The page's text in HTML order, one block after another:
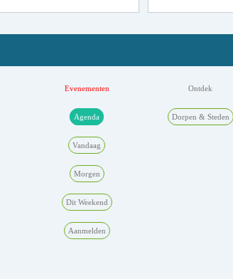
Evenementen
Agenda
Vandaag
Morgen
Dit Weekend
Aanmelden
Ontdek
Dorpen & Steden